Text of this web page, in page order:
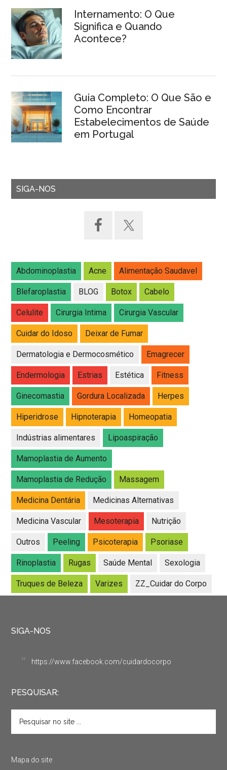
Internamento: O Que
Significa e Quando
Acontece?
Guia Completo: O Que São e
Como Encontrar
Estabelecimentos de Saúde
em Portugal
SIGA-NOS
Abdominoplastia Acne Alimentação Saudavel
Blefaroplastia BLOG Botox Cabelo
Celulite Cirurgia Intima Cirurgia Vascular
Cuidar do Idoso Deixar de Fumar
Dermatologia e Dermocosmético Emagrecer
Endermologia Estrias Estética Fitness
Ginecomastia Gordura Localizada Herpes
Hiperidrose Hipnoterapia Homeopatia
Indústrias alimentares Lipoaspiração
Mamoplastia de Aumento
Mamoplastia de Redução Massagem
Medicina Dentária Medicinas Alternativas
Medicina Vascular Mesoterapia Nutrição
Outros Peeling Psicoterapia Psoriase
Rinoplastia Rugas Saúde Mental Sexologia
Truques de Beleza Varizes ZZ_Cuidar do Corpo
SIGA-NOS
https://www.facebook.com/cuidardocorpo
PESQUISAR:
Mapa do site